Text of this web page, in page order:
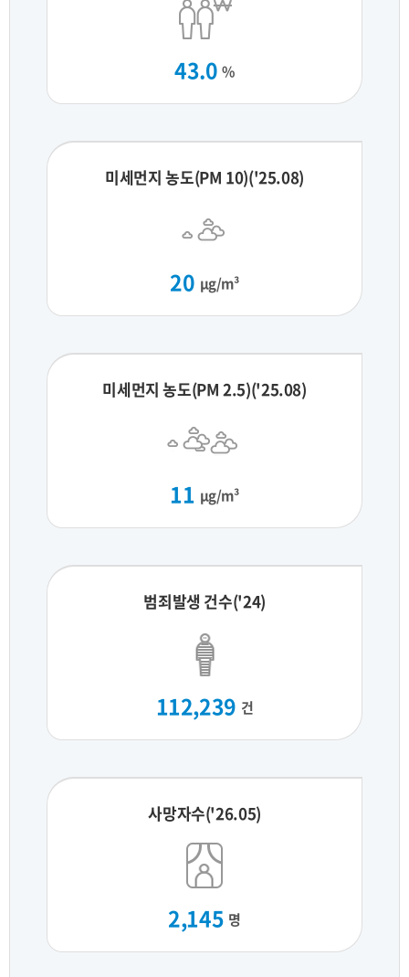
43.0 %
미세먼지 농도(PM 10)('25.08)
20 μg/m³
미세먼지 농도(PM 2.5)('25.08)
11 μg/m³
범죄발생 건수('24)
112,239 건
사망자수('26.05)
2,145 명